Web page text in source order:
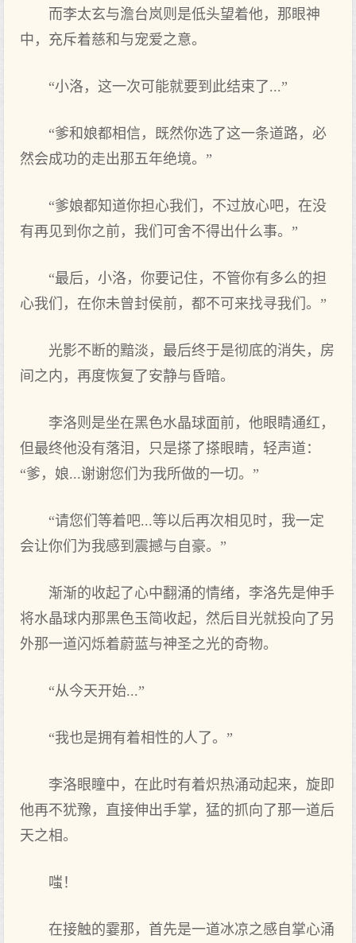
而李太玄与澹台岚则是低头望着他，那眼神
中，充斥着慈和与宠爱之意。
“小洛，这一次可能就要到此结束了...”
“爹和娘都相信，既然你选了这一条道路，必
然会成功的走出那五年绝境。”
“爹娘都知道你担心我们，不过放心吧，在没
有再见到你之前，我们可舍不得出什么事。”
“最后，小洛，你要记住，不管你有多么的担
心我们，在你未曾封侯前，都不可来找寻我们。”
光影不断的黯淡，最后终于是彻底的消失，房
间之内，再度恢复了安静与昏暗。
李洛则是坐在黑色水晶球面前，他眼睛通红，
但最终他没有落泪，只是搽了搽眼睛，轻声道：
“爹，娘...谢谢您们为我所做的一切。”
“请您们等着吧...等以后再次相见时，我一定
会让你们为我感到震撼与自豪。”
渐渐的收起了心中翻涌的情绪，李洛先是伸手
将水晶球内那黑色玉简收起，然后目光就投向了另
外那一道闪烁着蔚蓝与神圣之光的奇物。
“从今天开始...”
“我也是拥有着相性的人了。”
李洛眼瞳中，在此时有着炽热涌动起来，旋即
他再不犹豫，直接伸出手掌，猛的抓向了那一道后
天之相。
嗤！
在接触的霎那，首先是一道冰凉之感自掌心涌